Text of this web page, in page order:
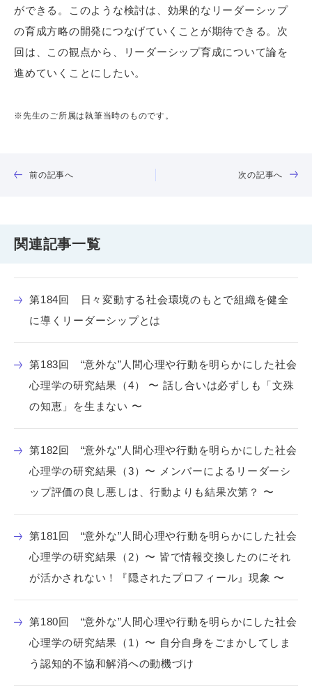
ができる。このような検討は、効果的なリーダーシップ
の育成方略の開発につなげていくことが期待できる。次
回は、この観点から、リーダーシップ育成について論を
進めていくことにしたい。
※先生のご所属は執筆当時のものです。
前の記事へ 次の記事へ
関連記事一覧
第184回 日々変動する社会環境のもとで組織を健全
に導くリーダーシップとは
第183回 “意外な”人間心理や行動を明らかにした社会
心理学の研究結果（4） 〜 話し合いは必ずしも「文殊
の知恵」を生まない 〜
第182回 “意外な”人間心理や行動を明らかにした社会
心理学の研究結果（3）〜 メンバーによるリーダーシ
ップ評価の良し悪しは、行動よりも結果次第？ 〜
第181回 “意外な”人間心理や行動を明らかにした社会
心理学の研究結果（2）〜 皆で情報交換したのにそれ
が活かされない！『隠されたプロフィール』現象 〜
第180回 “意外な”人間心理や行動を明らかにした社会
心理学の研究結果（1）〜 自分自身をごまかしてしま
う認知的不協和解消への動機づけ